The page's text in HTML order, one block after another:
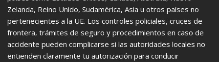
Zelanda, Reino Unido, Sudamérica, Asia u otros países no
pertenecientes a la UE. Los controles policiales, cruces de
frontera, trámites de seguro y procedimientos en caso de
accidente pueden complicarse si las autoridades locales no
entienden claramente tu autorización para conducir